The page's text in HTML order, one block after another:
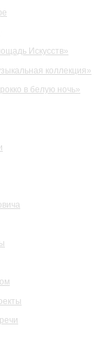
Искусств»
коллекция»
в белую ночь»